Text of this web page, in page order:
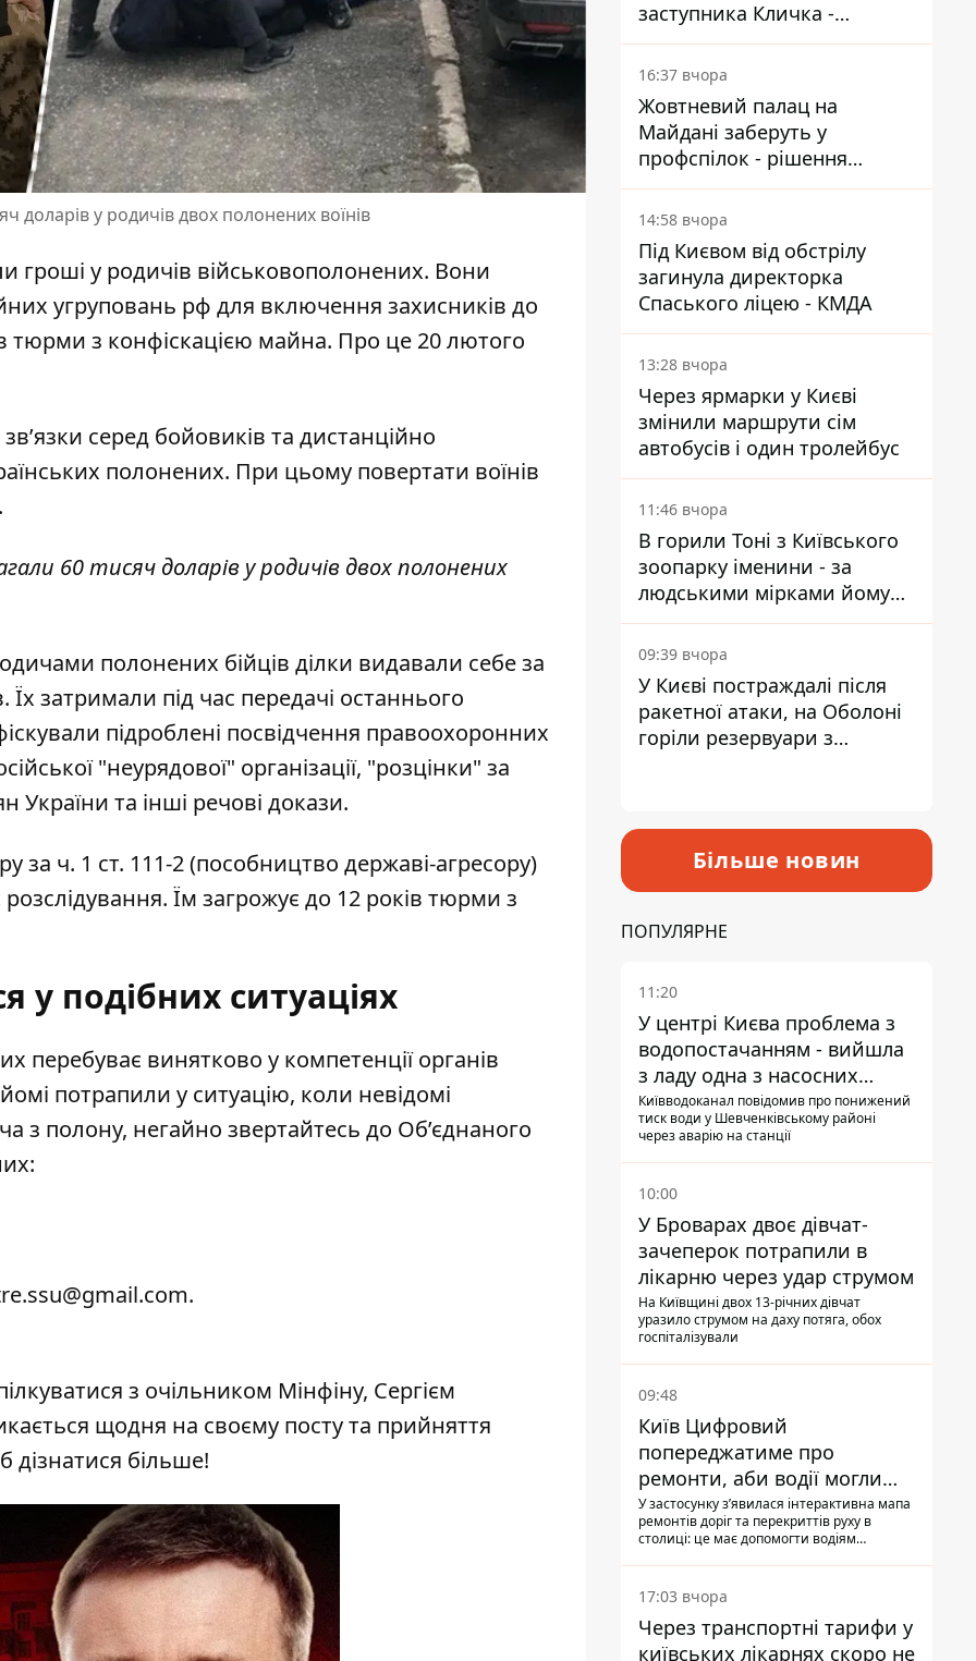
доларів у родичів двох полонених воїнів
гроші у родичів військовополонених. Вони
угруповань рф для включення захисників до
тюрми з конфіскацією майна. Про це 20 лютого
серед бойовиків та дистанційно
полонених. При цьому повертати воїнів
60 тисяч доларів у родичів двох полонених
полонених бійців ділки видавали себе за
затримали під час передачі останнього
підроблені посвідчення правоохоронних
"неурядової" організації, "розцінки" за
та інші речові докази.
за ч. 1 ст. 111-2 (пособництво державі-агресору)
Їм загрожує до 12 років тюрми з
у подібних ситуаціях
перебуває винятково у компетенції органів
потрапили у ситуацію, коли невідомі
з полону, негайно звертайтесь до Об’єднаного
:
з очільником Мінфіну, Сергієм
щодня на своєму посту та прийняття
дізнатися більше!
заступника Кличка -
почався діалог
16:37 вчора
Жовтневий палац на
Майдані заберуть у
профспілок - рішення
Господарського суду
14:58 вчора
Під Києвом від обстрілу
загинула директорка
Спаського ліцею - КМДА
13:28 вчора
Через ярмарки у Києві
змінили маршрути сім
автобусів і один тролейбус
11:46 вчора
В горили Тоні з Київського
зоопарку іменини - за
людськими мірками йому
вже понад 90 років
09:39 вчора
У Києві постраждалі після
ракетної атаки, на Оболоні
горіли резервуари з
Більше новин
ПОПУЛЯРНЕ
11:20
У центрі Києва проблема з
водопостачанням - вийшла
з ладу одна з насосних
станцій
Київводоканал повідомив про понижений
тиск води у Шевченківському районі
через аварію на станції
10:00
У Броварах двоє дівчат-
зачеперок потрапили в
лікарню через удар струмом
На Київщині двох 13-річних дівчат
уразило струмом на даху потяга, обох
госпіталізували
09:48
Київ Цифровий
попереджатиме про
ремонти, аби водії могли
уникати ділянок із заторами
У застосунку зʼявилася інтерактивна мапа
ремонтів доріг та перекриттів руху в
столиці: це має допомогти водіям
17:03 вчора
Через транспортні тарифи у
київських лікарнях скоро не